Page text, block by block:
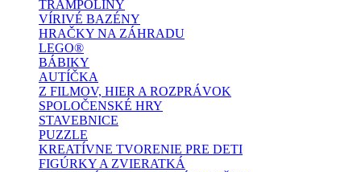
TRAMPOLÍNY
VÍRIVÉ BAZÉNY
HRAČKY NA ZÁHRADU
LEGO®
BÁBIKY
AUTÍČKA
Z FILMOV, HIER A ROZPRÁVOK
SPOLOČENSKÉ HRY
STAVEBNICE
PUZZLE
KREATÍVNE TVORENIE PRE DETI
FIGÚRKY A ZVIERATKÁ